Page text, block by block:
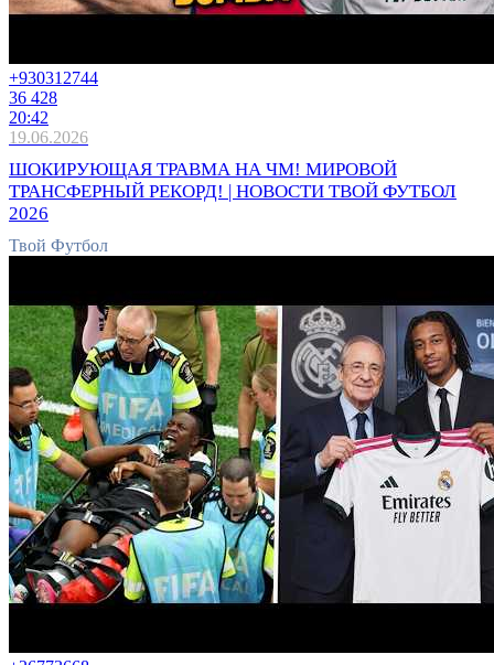
+930312744
36 428
20:42
19.06.2026
ШОКИРУЮЩАЯ ТРАВМА НА ЧМ! МИРОВОЙ
ТРАНСФЕРНЫЙ РЕКОРД! | НОВОСТИ ТВОЙ ФУТБОЛ
2026
Твой Футбол